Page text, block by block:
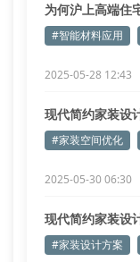
为何沪上高端住
新趋势
#智能材料应用
2025-05-28 12:43
现代简约家装设
#家装空间优化
2025-05-30 06:30
现代简约家装设
#家装设计方案